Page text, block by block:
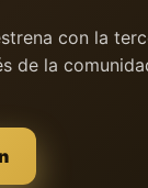
con la
de la